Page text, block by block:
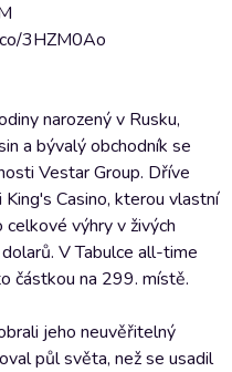
3HZM0Ao
narozený v Rusku,
a bývalý obchodník se
Vestar Group. Dříve
Casino, kterou vlastní
celkové výhry v živých
V Tabulce all-time
částkou na 299. místě.
jeho neuvěřitelný
půl světa, než se usadil